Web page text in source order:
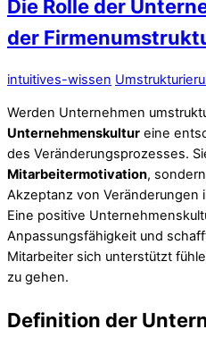
Die Rolle der
der
intuitives-wissen
Werden Unternehmen
Unternehmenskultur eine
des Veränderungsprozesses.
Mitarbeitermotivation,
Akzeptanz von Veränderungen
Eine positive
Anpassungsfähigkeit und
Mitarbeiter sich unterstützt
zu gehen.
Definition der